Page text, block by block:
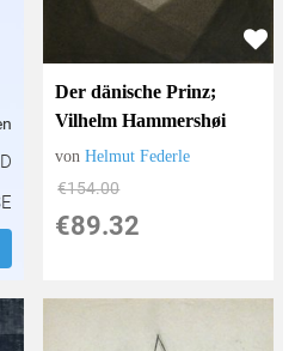
Der dänische Prinz;
Vilhelm Hammershøi
vonHelmut Federle
€154.00
€89.32